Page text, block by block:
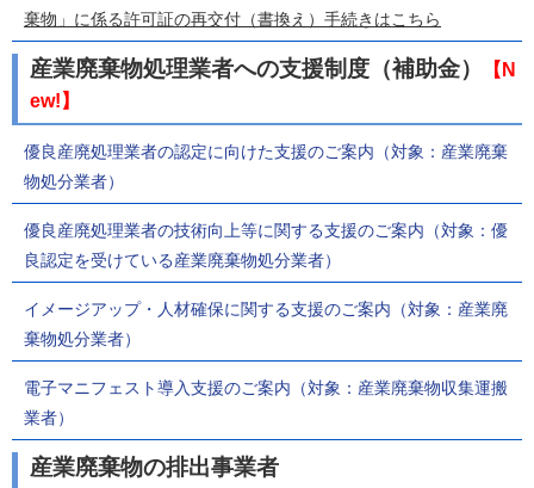
棄物」に係る許可証の再交付（書換え）手続きはこちら
産業廃棄物処理業者への支援制度（補助金）
【N
ew!】
優良産廃処理業者の認定に向けた支援のご案内（対象：産業廃棄
物処分業者）
優良産廃処理業者の技術向上等に関する支援のご案内（対象：優
良認定を受けている産業廃棄物処分業者）
イメージアップ・人材確保に関する支援のご案内（対象：産業廃
棄物処分業者）
電子マニフェスト導入支援のご案内（対象：産業廃棄物収集運搬
業者）
産業廃棄物の排出事業者